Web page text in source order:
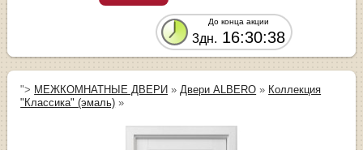
До конца акции
3дн. 16:30:38
"> МЕЖКОМНАТНЫЕ ДВЕРИ » Двери ALBERO » Коллекция
"Классика" (эмаль) »